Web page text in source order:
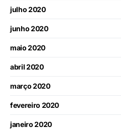
julho 2020
junho 2020
maio 2020
abril 2020
março 2020
fevereiro 2020
janeiro 2020